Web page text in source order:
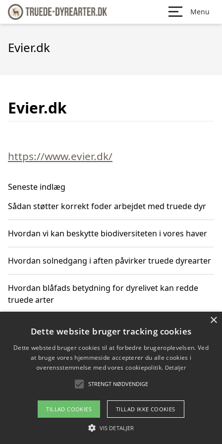
Menu
Evier.dk
Evier.dk
https://www.evier.dk/
Seneste indlæg
Sådan støtter korrekt foder arbejdet med truede dyr
Hvordan vi kan beskytte biodiversiteten i vores haver
Hvordan solnedgang i aften påvirker truede dyrearter
Hvordan blåfads betydning for dyrelivet kan redde
truede arter
Hvordan kan gaver til unge voksne støtte bevarelsen
Copyright 2026 - Pilanto Aps
Om / kontakt
Blog Betingelser
×
Dette website bruger tracking cookies
Dette websted bruger cookies til at forbedre brugeroplevelsen. Ved
at bruge vores hjemmeside accepterer du alle cookies i
overensstemmelse med vores cookiepolitik. Detaljer
STRENGT NØDVENDIGE
TILLAD COOKIES TILLAD IKKE COOKIES
VIS DETALJER